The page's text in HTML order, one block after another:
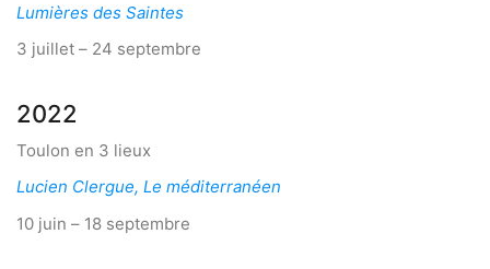
Lumières des Saintes
3 juillet – 24 septembre
2022
Toulon en 3 lieux
Lucien Clergue, Le méditerranéen
10 juin – 18 septembre